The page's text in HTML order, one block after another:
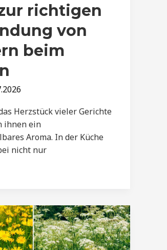
richtigen
von
beim
Herzstück vieler Gerichte
ihnen ein
Aroma. In der Küche
nicht nur